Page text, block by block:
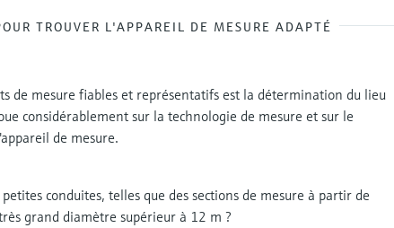
TROUVER L'APPAREIL DE MESURE ADAPTÉ
de mesure fiables et représentatifs est la détermination du lieu
considérablement sur la technologie de mesure et sur le
de mesure.
conduites, telles que des sections de mesure à partir de
grand diamètre supérieur à 12 m ?